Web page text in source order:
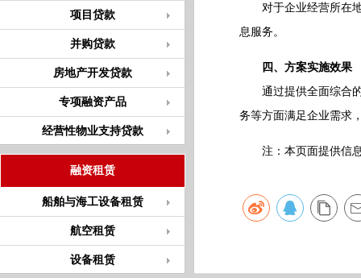
项目贷款
并购贷款
房地产开发贷款
专项融资产品
经营性物业支持贷款
融资租赁
船舶与海工设备租赁
航空租赁
设备租赁
对于企业经营所在地
息服务。
四、方案实施效果
通过提供全面综合的
务等方面满足企业需求
注：本页面提供信息